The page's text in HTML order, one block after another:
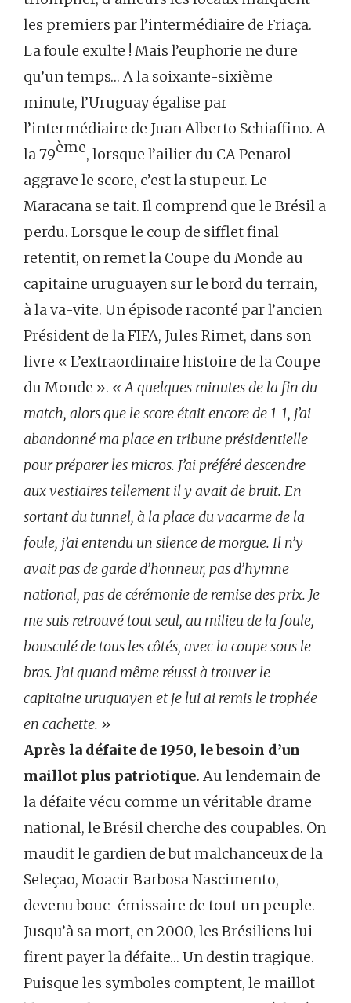
les premiers par l’intermédiaire de Friaça.
La foule exulte ! Mais l’euphorie ne dure
qu’un temps… A la soixante-sixième
minute, l’Uruguay égalise par
l’intermédiaire de Juan Alberto Schiaffino. A
la 79ème, lorsque l’ailier du CA Penarol
aggrave le score, c’est la stupeur. Le
Maracana se tait. Il comprend que le Brésil a
perdu. Lorsque le coup de sifflet final
retentit, on remet la Coupe du Monde au
capitaine uruguayen sur le bord du terrain,
à la va-vite. Un épisode raconté par l’ancien
Président de la FIFA, Jules Rimet, dans son
livre « L’extraordinaire histoire de la Coupe
du Monde ». « A quelques minutes de la fin du
match, alors que le score était encore de 1-1, j’ai
abandonné ma place en tribune présidentielle
pour préparer les micros. J’ai préféré descendre
aux vestiaires tellement il y avait de bruit. En
sortant du tunnel, à la place du vacarme de la
foule, j’ai entendu un silence de morgue. Il n’y
avait pas de garde d’honneur, pas d’hymne
national, pas de cérémonie de remise des prix. Je
me suis retrouvé tout seul, au milieu de la foule,
bousculé de tous les côtés, avec la coupe sous le
bras. J’ai quand même réussi à trouver le
capitaine uruguayen et je lui ai remis le trophée
en cachette. »
Après la défaite de 1950, le besoin d’un
maillot plus patriotique. Au lendemain de
la défaite vécu comme un véritable drame
national, le Brésil cherche des coupables. On
maudit le gardien de but malchanceux de la
Seleçao, Moacir Barbosa Nascimento,
devenu bouc-émissaire de tout un peuple.
Jusqu’à sa mort, en 2000, les Brésiliens lui
firent payer la défaite… Un destin tragique.
Puisque les symboles comptent, le maillot